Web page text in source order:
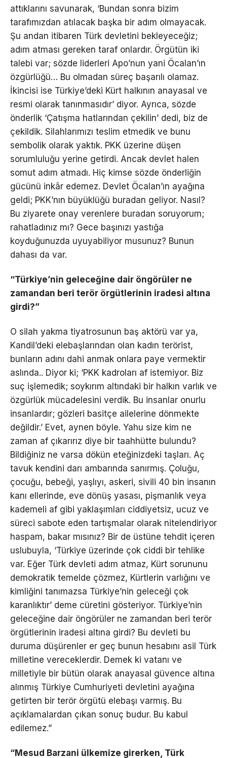
attıklarını savunarak, ‘Bundan sonra bizim
tarafımızdan atılacak başka bir adım olmayacak.
Şu andan itibaren Türk devletini bekleyeceğiz;
adım atması gereken taraf onlardır. Örgütün iki
talebi var; sözde liderleri Apo’nun yani Öcalan’ın
özgürlüğü… Bu olmadan süreç başarılı olamaz.
İkincisi ise Türkiye’deki Kürt halkının anayasal ve
resmi olarak tanınmasıdır’ diyor. Ayrıca, sözde
önderlik ‘Çatışma hatlarından çekilin’ dedi, biz de
çekildik. Silahlarımızı teslim etmedik ve bunu
sembolik olarak yaktık. PKK üzerine düşen
sorumluluğu yerine getirdi. Ancak devlet halen
somut adım atmadı. Hiç kimse sözde önderliğin
gücünü inkâr edemez. Devlet Öcalan’ın ayağına
geldi; PKK’nın büyüklüğü buradan geliyor. Nasıl?
Bu ziyarete onay verenlere buradan soruyorum;
rahatladınız mı? Gece başınızı yastığa
koyduğunuzda uyuyabiliyor musunuz? Bunun
dahası da var.
“Türkiye’nin geleceğine dair öngörüler ne
zamandan beri terör örgütlerinin iradesi altına
girdi?”
O silah yakma tiyatrosunun baş aktörü var ya,
Kandil’deki elebaşlarından olan kadın terörist,
bunların adını dahi anmak onlara paye vermektir
aslında.. Diyor ki; ‘PKK kadroları af istemiyor. Biz
suç işlemedik; soykırım altındaki bir halkın varlık ve
özgürlük mücadelesini verdik. Bu insanlar onurlu
insanlardır; gözleri basitçe ailelerine dönmekte
değildir.’ Evet, aynen böyle. Yahu size kim ne
zaman af çıkarırız diye bir taahhütte bulundu?
Bildiğiniz ne varsa dökün eteğinizdeki taşları. Aç
tavuk kendini darı ambarında sanırmış. Çoluğu,
çocuğu, bebeği, yaşlıyı, askeri, sivili 40 bin insanın
kanı ellerinde, eve dönüş yasası, pişmanlık veya
kademeli af gibi yaklaşımları ciddiyetsiz, ucuz ve
süreci sabote eden tartışmalar olarak nitelendiriyor
haspam, bakar mısınız? Bir de üstüne tehdit içeren
uslubuyla, ‘Türkiye üzerinde çok ciddi bir tehlike
var. Eğer Türk devleti adım atmaz, Kürt sorununu
demokratik temelde çözmez, Kürtlerin varlığını ve
kimliğini tanımazsa Türkiye’nin geleceği çok
karanlıktır’ deme cüretini gösteriyor. Türkiye’nin
geleceğine dair öngörüler ne zamandan beri terör
örgütlerinin iradesi altına girdi? Bu devleti bu
duruma düşürenler er geç bunun hesabını asil Türk
milletine vereceklerdir. Demek ki vatanı ve
milletiyle bir bütün olarak anayasal güvence altına
alınmış Türkiye Cumhuriyeti devletini ayağına
getirten bir terör örgütü elebaşı varmış. Bu
açıklamalardan çıkan sonuç budur. Bu kabul
edilemez.”
“Mesud Barzani ülkemize girerken, Türk